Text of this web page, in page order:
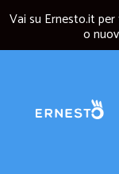
Vai su Ernesto.it
o